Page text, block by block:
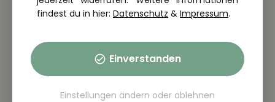
findest du in hier: Datenschutz & Impressum.
Einverstanden
Einstellungen ändern oder ablehnen